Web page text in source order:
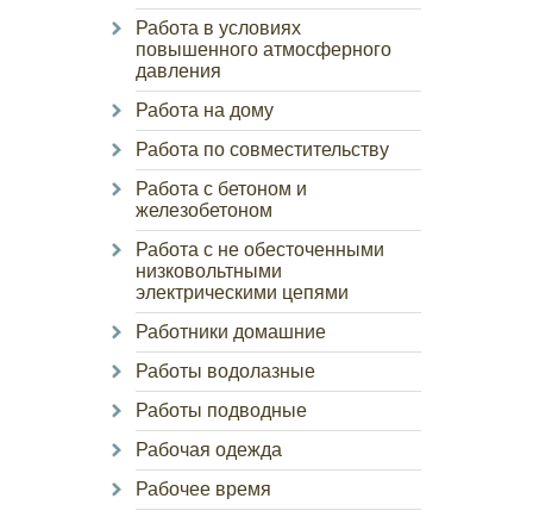
Работа в условиях
повышенного атмосферного
давления
Работа на дому
Работа по совместительству
Работа с бетоном и
железобетоном
Работа с не обесточенными
низковольтными
электрическими цепями
Работники домашние
Работы водолазные
Работы подводные
Рабочая одежда
Рабочее время